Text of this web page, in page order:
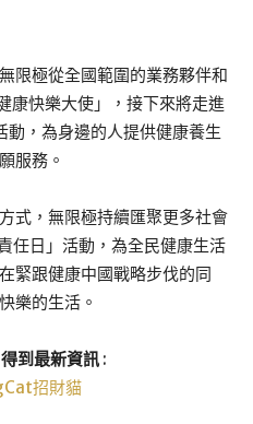
限極從全國範圍的業務夥伴和
康快樂大使」，接下來將走進
，為身邊的人提供健康養生
服務。
式，無限極持續匯聚更多社會
任日」活動，為全民健康生活
緊跟健康中國戰略步伐的同
樂的生活。
到最新資訊 :
招財貓